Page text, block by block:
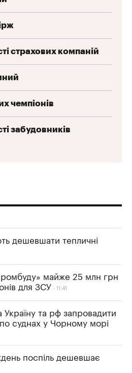
страхових компаній
чемпіонів
забудовників
дешевшати тепличні
майже 25 млн грн
для ЗСУ
11:41
Україну та рф запровадити
суднах у Чорному морі
поспіль дешевшає